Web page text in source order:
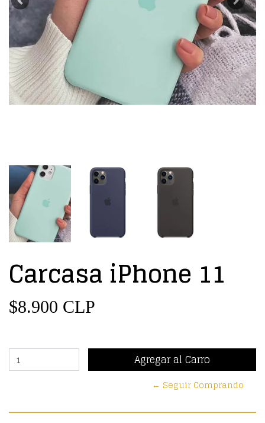
Previous Next
Carcasa iPhone 11
$8.900 CLP
← Seguir Comprando